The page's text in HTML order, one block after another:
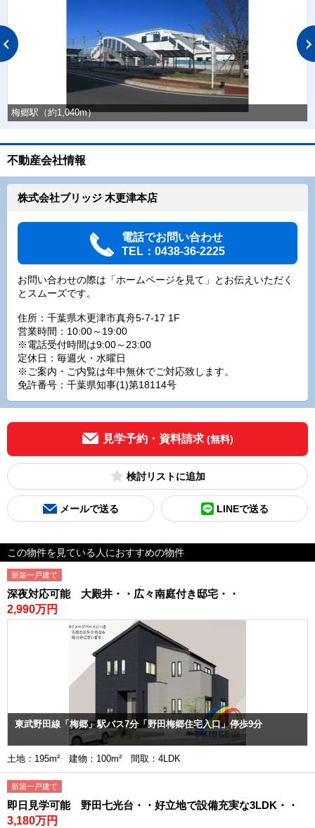
梅郷駅（約1,040m）
不動産会社情報
株式会社ブリッジ 木更津本店
電話でお問い合わせ
TEL：0438-36-2225
お問い合わせの際は「ホームページを見て」とお伝えいただく
とスムーズです。
住所：千葉県木更津市真舟5-7-17 1F
営業時間：10:00～19:00
※電話受付時間は9:00～23:00
定休日：毎週火・水曜日
※ご案内・ご内覧は年中無休でご対応致します。
免許番号：千葉県知事(1)第18114号
見学予約・資料請求 (無料)
検討リスト
メールで送る LINEで送る
この物件を見ている人におすすめの物件
新築一戸建て
深夜対応可能 大殿井・・広々南庭付き邸宅・・
2,990万円
東武野田線「梅郷」駅バス7分「野田梅郷住宅入口」停歩9分
土地：195m² 建物：100m² 間取：4LDK
新築一戸建て
即日見学可能 野田七光台・・好立地で設備充実な3LDK・・
3,180万円